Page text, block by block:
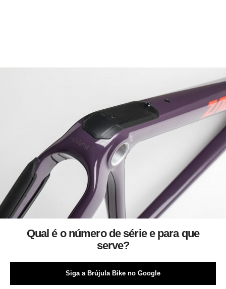
Qual é o número de série e para que
serve?
Siga a Brújula Bike no Google